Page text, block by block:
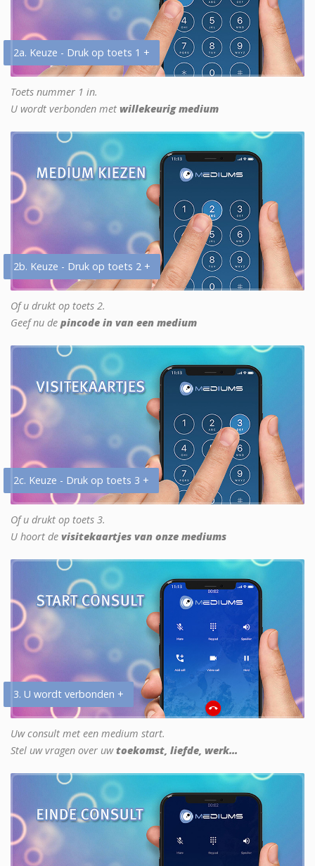
2a. Keuze - Druk op toets 1 +
Toets nummer 1 in.
U wordt verbonden met willekeurig medium
2b. Keuze - Druk op toets 2 +
Of u drukt op toets 2.
Geef nu de pincode in van een medium
2c. Keuze - Druk op toets 3 +
Of u drukt op toets 3.
U hoort de visitekaartjes van onze mediums
3. U wordt verbonden +
Uw consult met een medium start.
Stel uw vragen over uwtoekomst, liefde, werk...